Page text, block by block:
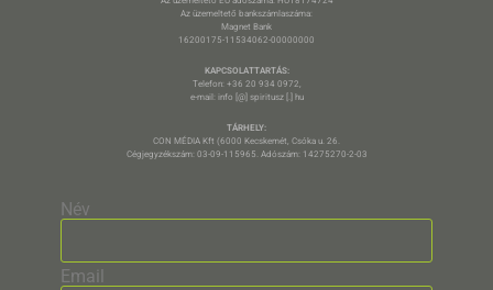
Az üzemeltető bankszámlaszáma:
Magnet Bank
16200175-11534062-00000000
KAPCSOLATTARTÁS:
Telefon: +36 20 934 0972,
e-mail: info [@] spiritusz [.] hu
TÁRHELY:
CON MÉDIA Kft (6000 Kecskemét, Csóka u. 26.
Cégjegyzékszám: 03-09-115965. Adószám: 14275270-2-03
Név
Email